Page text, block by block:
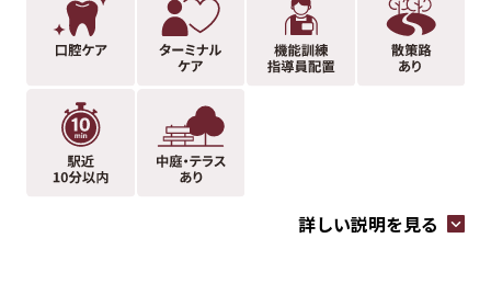
詳しい説明を見る